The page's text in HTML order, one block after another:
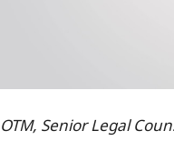
OTM, Senior Legal